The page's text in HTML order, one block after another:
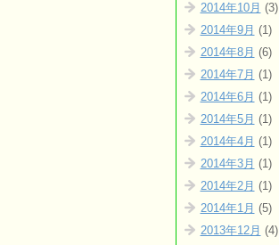
2014年10月 (3)
2014年9月 (1)
2014年8月 (6)
2014年7月 (1)
2014年6月 (1)
2014年5月 (1)
2014年4月 (1)
2014年3月 (1)
2014年2月 (1)
2014年1月 (5)
2013年12月 (4)